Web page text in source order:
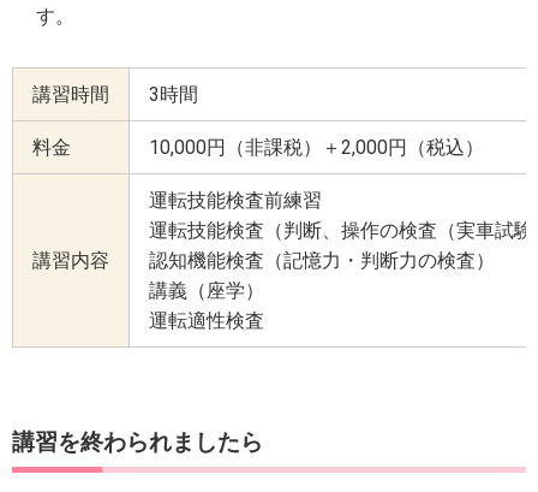
す。
講習時間 3時間
料金 10,000円（非課税）＋2,000円（税込）
講習内容
運転技能検査前練習
運転技能検査（判断、操作の検査（実車試験
認知機能検査（記憶力・判断力の検査）
講義（座学）
運転適性検査
講習を終わられましたら